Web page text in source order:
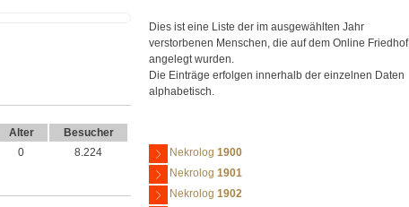
Alter
Besucher
0 8.224
Dies ist eine Liste der im ausgewählten Jahr
verstorbenen Menschen, die auf dem Online Friedhof
angelegt wurden.
Die Einträge erfolgen innerhalb der einzelnen Daten
alphabetisch.
Nekrolog 1900
Nekrolog 1901
Nekrolog 1902